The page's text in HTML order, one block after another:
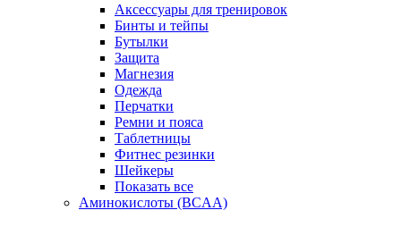
Аксессуары для тренировок
Бинты и тейпы
Бутылки
Защита
Магнезия
Одежда
Перчатки
Ремни и пояса
Таблетницы
Фитнес резинки
Шейкеры
Показать все
Аминокислоты (BCAA)